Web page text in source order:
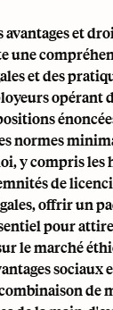
avantages et
une
et des
opérant
normes
y compris les
de
offrir un
pour
le marché
sociaux
de